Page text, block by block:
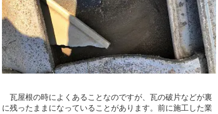
瓦屋根の時によくあることなのですが、瓦の破片などが裏
に残ったままになっていることがあります。前に施工した業